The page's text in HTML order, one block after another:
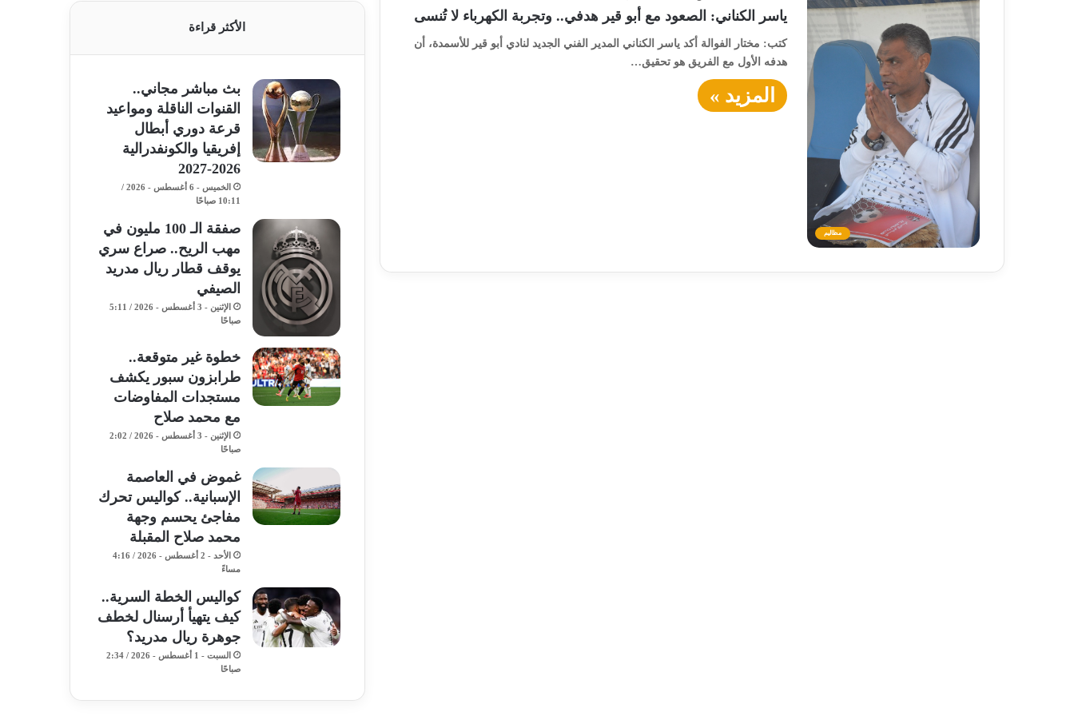
مظاليم
ياسر الكناني: الصعود مع أبو قير هدفي.. وتجربة الكهرباء لا تُنسى
كتب: مختار الفوالة أكد ياسر الكناني المدير الفني الجديد لنادي أبو قير للأسمدة، أن
هدفه الأول مع الفريق هو تحقيق…
المزيد »
الأكثر قراءة
بث مباشر مجاني..
القنوات الناقلة ومواعيد
قرعة دوري أبطال
إفريقيا والكونفدرالية
2026-2027
الخميس - 6 أغسطس - 2026 /
10:11 صباحًا
صفقة الـ 100 مليون في
مهب الريح.. صراع سري
يوقف قطار ريال مدريد
الصيفي
الإثنين - 3 أغسطس - 2026 / 5:11
صباحًا
خطوة غير متوقعة..
طرابزون سبور يكشف
مستجدات المفاوضات
مع محمد صلاح
الإثنين - 3 أغسطس - 2026 / 2:02
صباحًا
غموض في العاصمة
الإسبانية.. كواليس تحرك
مفاجئ يحسم وجهة
محمد صلاح المقبلة
الأحد - 2 أغسطس - 2026 / 4:16
مساءً
كواليس الخطة السرية..
كيف يتهيأ أرسنال لخطف
جوهرة ريال مدريد؟
السبت - 1 أغسطس - 2026 / 2:34
صباحًا